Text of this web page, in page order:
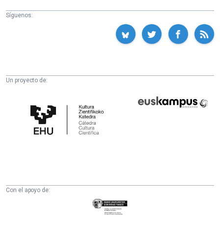
Síguenos:
Un proyecto de:
Cultura
Científica
Fundazioa
Con el apoyo de:
Eusko
Jaurlaritza